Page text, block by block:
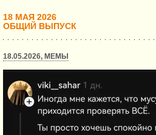
18 МАЯ 2026
ОБЩИЙ ВЫПУСК
18.05.2026, МЕМЫ